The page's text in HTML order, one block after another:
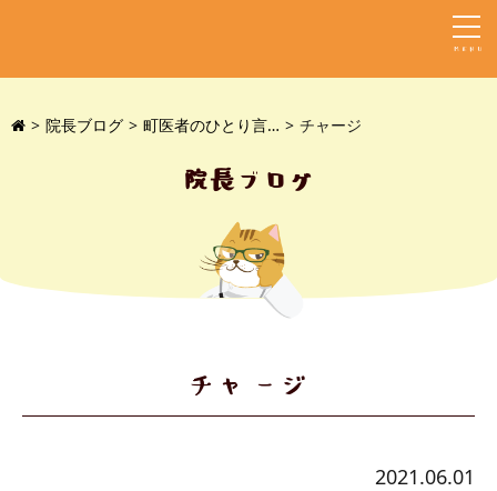
MENU
院長ブログ 町医者のひとり言… チャージ
院長ブログ
チャージ
2021.06.01